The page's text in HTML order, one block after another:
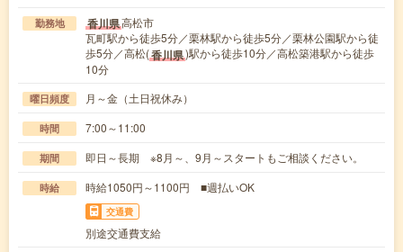
勤務地 香川県高松市
瓦町駅から徒歩5分／栗林駅から徒歩5分／栗林公園駅から徒
歩5分／高松(香川県)駅から徒歩10分／高松築港駅から徒歩
10分
曜日頻度 月～金（土日祝休み）
時間 7:00～11:00
期間 即日～長期 ※8月～、9月～スタートもご相談ください。
時給 時給1050円～1100円 ■週払いOK
交通費
別途交通費支給